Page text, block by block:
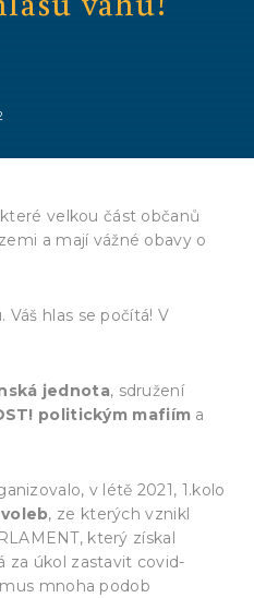
velkou část občanů
a mají vážné obavy o
Váš hlas se počítá! V
jednota, sdružení
politickým mafiím a
v létě 2021, 1.kolo
, ze kterých vznikl
který získal
za úkol zastavit covid-
mnoha podob